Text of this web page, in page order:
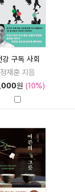
강 구독 사회
정재훈 지음
원 (10%)